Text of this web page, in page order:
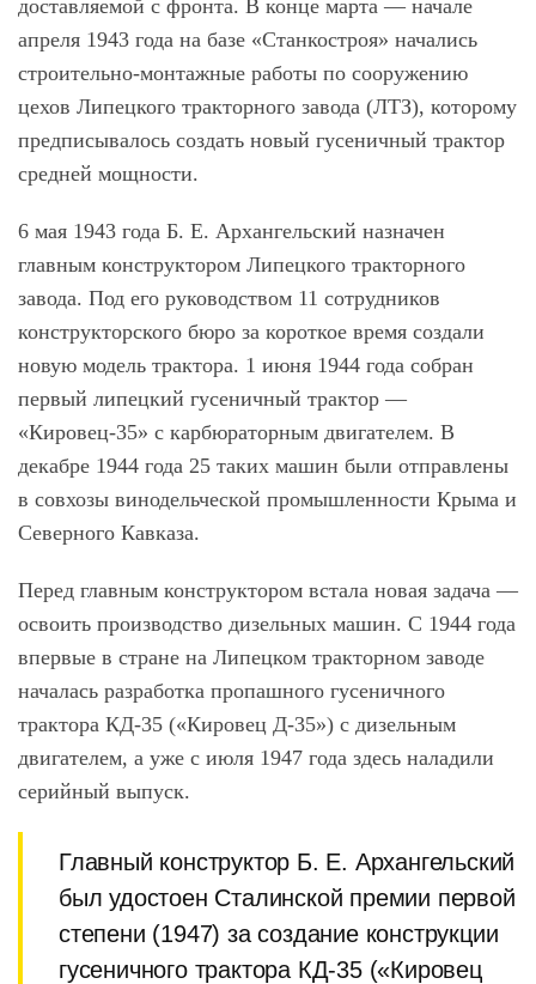
доставляемой с фронта. В конце марта — начале
апреля 1943 года на базе «Станкостроя» начались
строительно-монтажные работы по сооружению
цехов Липецкого тракторного завода (ЛТЗ), которому
предписывалось создать новый гусеничный трактор
средней мощности.
6 мая 1943 года Б. Е. Архангельский назначен
главным конструктором Липецкого тракторного
завода. Под его руководством 11 сотрудников
конструкторского бюро за короткое время создали
новую модель трактора. 1 июня 1944 года собран
первый липецкий гусеничный трактор —
«Кировец-35» с карбюраторным двигателем. В
декабре 1944 года 25 таких машин были отправлены
в совхозы винодельческой промышленности Крыма и
Северного Кавказа.
Перед главным конструктором встала новая задача —
освоить производство дизельных машин. С 1944 года
впервые в стране на Липецком тракторном заводе
началась разработка пропашного гусеничного
трактора КД-35 («Кировец Д-35») с дизельным
двигателем, а уже с июля 1947 года здесь наладили
серийный выпуск.
Главный конструктор Б. Е. Архангельский
был удостоен Сталинской премии первой
степени (1947) за создание конструкции
гусеничного трактора КД-35 («Кировец